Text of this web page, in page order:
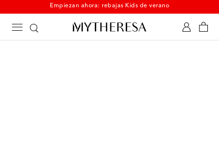
Empiezan ahora: rebajas Kids de verano